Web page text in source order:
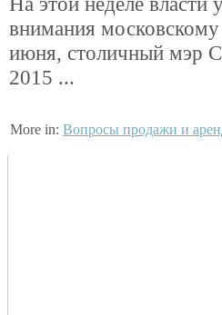
внимания
июня, столичный мэр
2015 ...
More in: Вопросы продажи и